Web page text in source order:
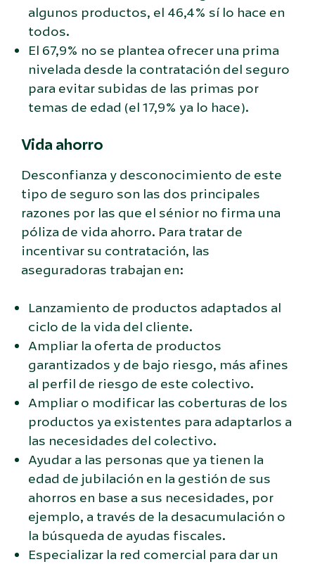
algunos productos, el 46,4% sí lo hace en
todos.
El 67,9% no se plantea ofrecer una prima
nivelada desde la contratación del seguro
para evitar subidas de las primas por
temas de edad (el 17,9% ya lo hace).
Vida ahorro
Desconfianza y desconocimiento de este
tipo de seguro son las dos principales
razones por las que el sénior no firma una
póliza de vida ahorro. Para tratar de
incentivar su contratación, las
aseguradoras trabajan en:
Lanzamiento de productos adaptados al
ciclo de la vida del cliente.
Ampliar la oferta de productos
garantizados y de bajo riesgo, más afines
al perfil de riesgo de este colectivo.
Ampliar o modificar las coberturas de los
productos ya existentes para adaptarlos a
las necesidades del colectivo.
Ayudar a las personas que ya tienen la
edad de jubilación en la gestión de sus
ahorros en base a sus necesidades, por
ejemplo, a través de la desacumulación o
la búsqueda de ayudas fiscales.
Especializar la red comercial para dar un